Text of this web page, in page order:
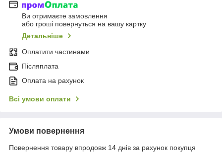
Ви отримаєте замовлення
або гроші повернуться на вашу картку
Детальніше
Оплатити частинами
Післяплата
Оплата на рахунок
Всі умови оплати
Умови повернення
Повернення товару впродовж 14 днів за рахунок покупця